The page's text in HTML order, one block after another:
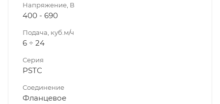
Напряжение, В
400 - 690
Подача, куб.м/ч
6 ÷ 24
Серия
PSTC
Соединение
Фланцевое